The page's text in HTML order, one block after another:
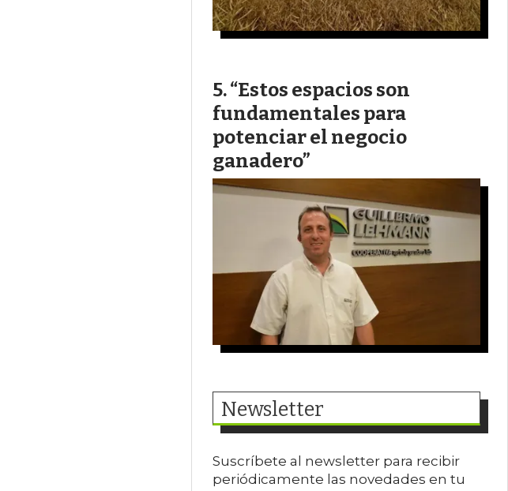
“Estos espacios son
fundamentales para
potenciar el negocio
ganadero”
Newsletter
Suscríbete al newsletter para recibir
periódicamente las novedades en tu